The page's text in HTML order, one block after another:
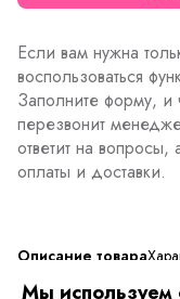
Если вам нужна
воспользоваться
Заполните форму, и
перезвонит
ответит на вопросы,
оплаты и доставки.
Описание товара
Мы используем